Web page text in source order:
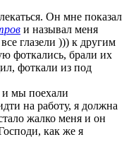
Он мне показал
и называл меня
глазели ))) к другим
фоткались, брали их
фоткали из под
мы поехали
на работу, я должна
жалко меня и он
как же я